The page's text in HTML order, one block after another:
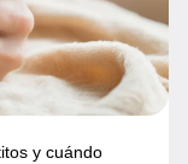
y cuándo